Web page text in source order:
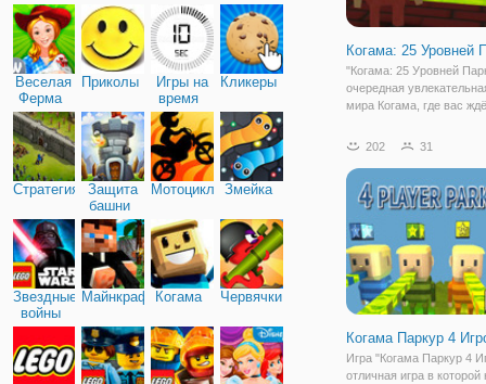
Веселая
Ферма
Приколы
Игры на
время
Кликеры
Стратегия
Защита
башни
МотоциклыЗмейка
Звездные
войны
МайнкрафтКогама Червячки
Когама: 25 Уровней
"Когама: 25 Уровней
очередная
мира Когама, где вас
Здесь вы будете играть
режиме онлайн. Готовы
202 31
Когама Паркур 4
Игра "Когама Паркур 4
отличная игра в которой